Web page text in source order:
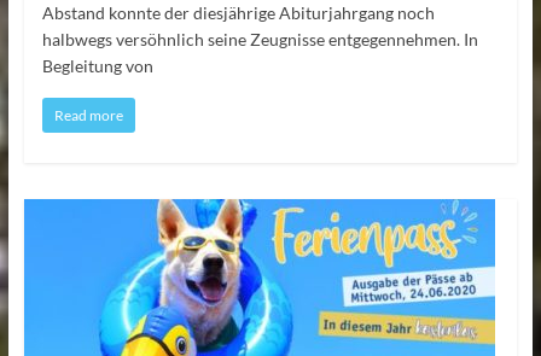
Abstand konnte der diesjährige Abiturjahrgang noch
halbwegs versöhnlich seine Zeugnisse entgegennehmen. In
Begleitung von
Read more